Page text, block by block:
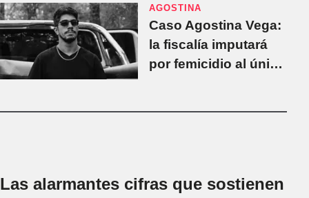
AGOSTINA
Caso Agostina Vega:
la fiscalía imputará
por femicidio al único
Las alarmantes cifras que sostienen